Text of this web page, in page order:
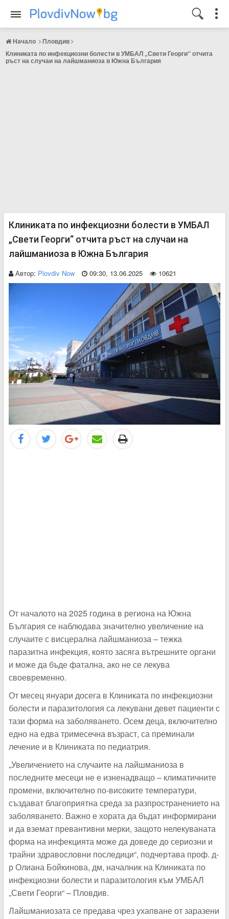
Начало
Пловдив
Клиниката по инфекциозни болести в УМБАЛ „Свети Георги“ отчита
ръст на случаи на лайшманиоза в Южна България
Клиниката по инфекциозни болести в УМБАЛ
„Свети Георги“ отчита ръст на случаи на
лайшманиоза в Южна България
Автор: Plovdiv Now 09:30, 13.06.2025 10621
От началото на 2025 година в региона на Южна
България се наблюдава значително увеличение на
случаите с висцерална лайшманиоза – тежка
паразитна инфекция, която засяга вътрешните органи
и може да бъде фатална, ако не се лекува
своевременно.
От месец януари досега в Клиниката по инфекциозни
болести и паразитология са лекувани девет пациенти с
тази форма на заболяването. Осем деца, включително
едно на едва тримесечна възраст, са преминали
лечение и в Клиниката по педиатрия.
„Увеличението на случаите на лайшманиоза в
последните месеци не е изненадващо – климатичните
промени, включително по-високите температури,
създават благоприятна среда за разпространението на
заболяването. Важно е хората да бъдат информирани
и да вземат превантивни мерки, защото нелекуваната
форма на инфекцията може да доведе до сериозни и
трайни здравословни последици“, подчертава проф. д-
р Олиана Бойкинова, дм, началник на Клиниката по
инфекциозни болести и паразитология към УМБАЛ
„Свети Георги“ – Пловдив.
Лайшманиозата се предава чрез ухапване от заразени